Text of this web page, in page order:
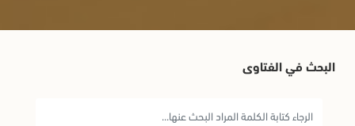
البحث في الفتاوى